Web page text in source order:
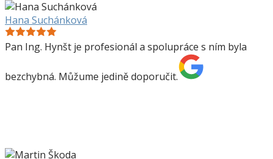
Hana Suchánková
Pan Ing. Hynšt je profesionál a spolupráce s ním byla
bezchybná. Můžume jedině doporučit.